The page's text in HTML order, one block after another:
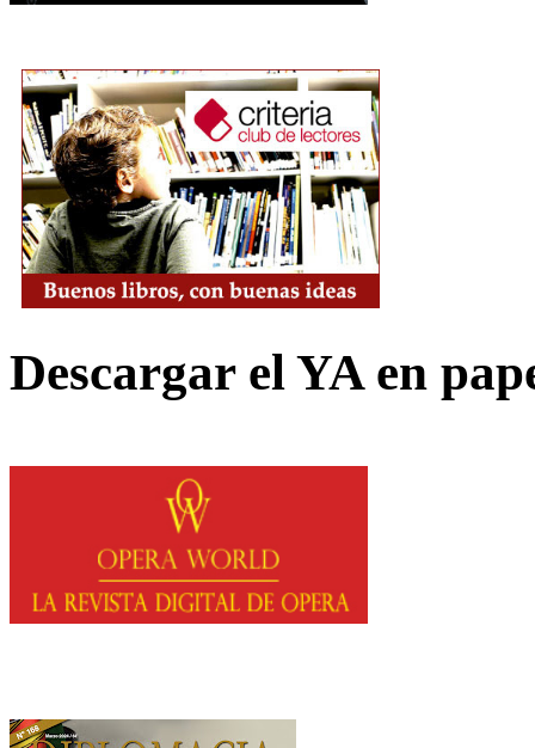
Descargar el YA en